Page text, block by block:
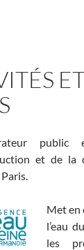
et de la
Met
l’eau
les